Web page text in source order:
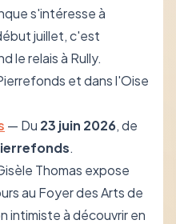
s'intéresse à
juillet, c'est
le relais à Rully.
et dans l'Oise
— Du 23 juin 2026, de
.
Thomas expose
au Foyer des Arts de
intimiste à découvrir en